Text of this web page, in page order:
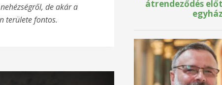
de akár a
területe fontos.